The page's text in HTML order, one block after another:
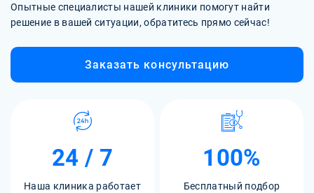
Опытные специалисты нашей клиники помогут найти
решение в вашей ситуации, обратитесь прямо сейчас!
Заказать консультацию
24 / 7
Наша клиника работает
100%
Бесплатный подбор